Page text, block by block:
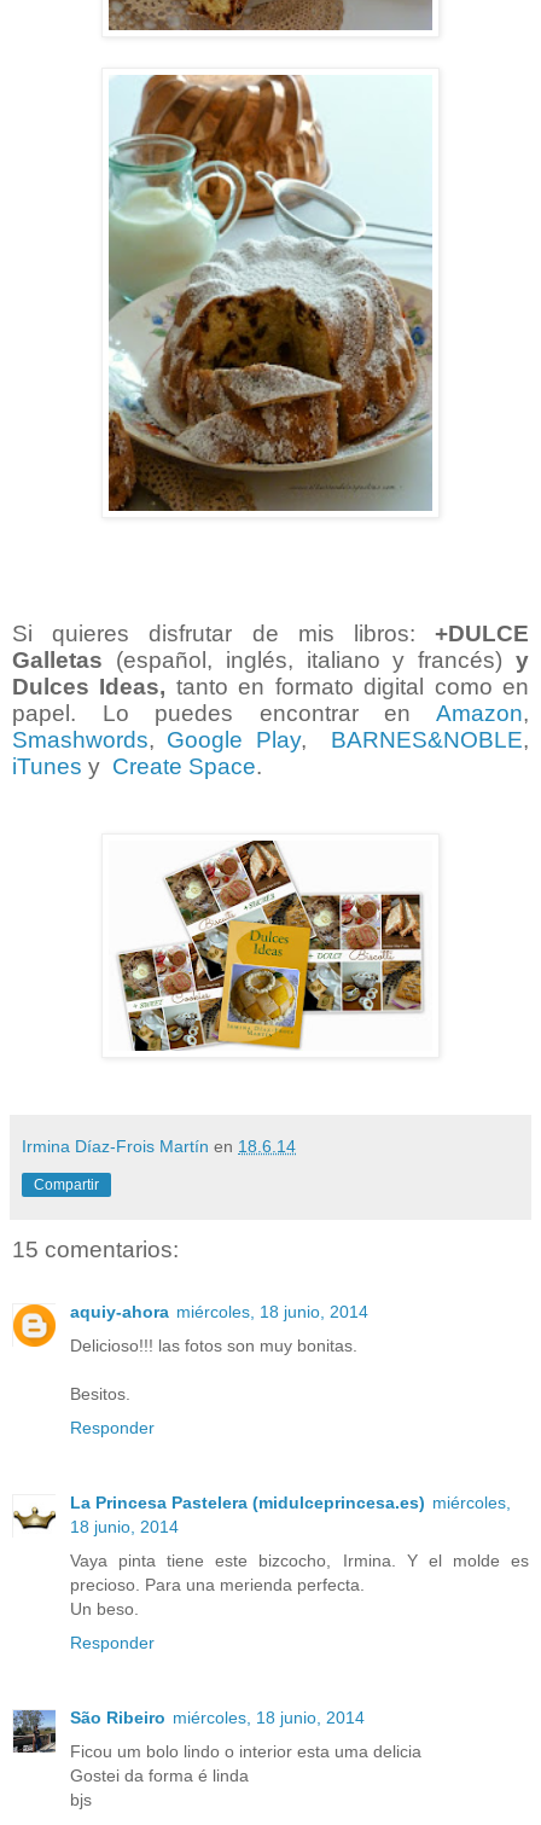
Si quieres disfrutar de mis libros: +DULCE
Galletas (español, inglés, italiano y francés) y
Dulces Ideas, tanto en formato digital como en
papel. Lo puedes encontrar en Amazon,
Smashwords, Google Play, BARNES&NOBLE,
iTunes y Create Space.
Irmina Díaz-Frois Martín en 18.6.14
Compartir
15 comentarios:
aquiy-ahora miércoles, 18 junio, 2014
Delicioso!!! las fotos son muy bonitas.
Besitos.
Responder
La Princesa Pastelera (midulceprincesa.es) miércoles,
18 junio, 2014
Vaya pinta tiene este bizcocho, Irmina. Y el molde es
precioso. Para una merienda perfecta.
Un beso.
Responder
São Ribeiro miércoles, 18 junio, 2014
Ficou um bolo lindo o interior esta uma delicia
Gostei da forma é linda
bjs